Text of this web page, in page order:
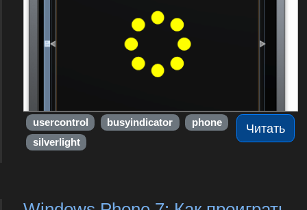
Читать
usercontrol busyindicator
phone
silverlight